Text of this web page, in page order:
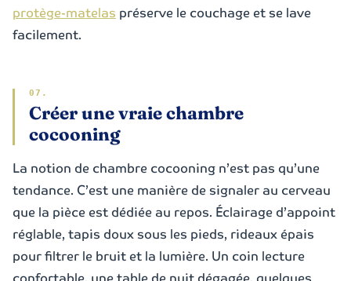
protège-matelas préserve le couchage et se lave
facilement.
Créer une vraie chambre
cocooning
La notion de chambre cocooning n’est pas qu’une
tendance. C’est une manière de signaler au cerveau
que la pièce est dédiée au repos. Éclairage d’appoint
réglable, tapis doux sous les pieds, rideaux épais
pour filtrer le bruit et la lumière. Un coin lecture